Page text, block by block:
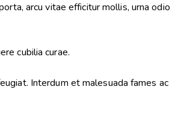
arcu vitae efficitur mollis, urna odio
cubilia curae.
Interdum et malesuada fames ac